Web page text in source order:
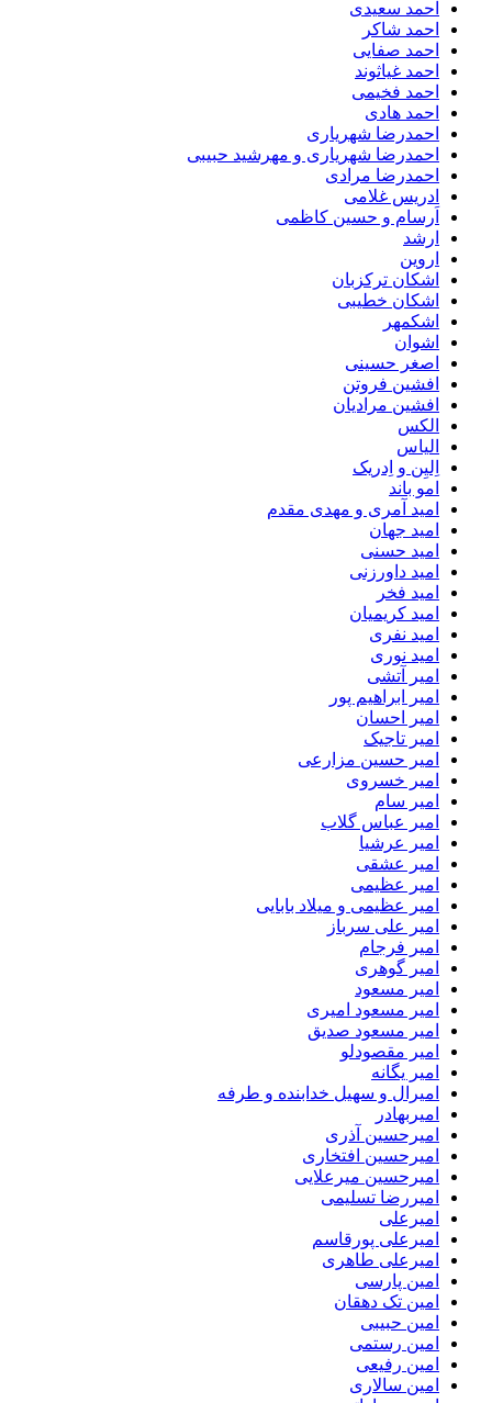
احمد سعیدی
احمد شاکر
احمد صفایی
احمد غیاثوند
احمد فخیمی
احمد هادی
احمدرضا شهریاری
احمدرضا شهریاری و مهرشید حبیبی
احمدرضا مرادی
ادریس غلامی
اَرسام و حسین کاظمی
ارشد
اروین
اشکان ترکزبان
اشکان خطیبی
اشکمهر
اشوان
اصغر حسینی
افشین فروتن
افشین مرادیان
الکس
الیاس
اِلیِن و اِدریک
امو باند
امید آمری و مهدی مقدم
امید جهان
امید حسنی
امید داورزنی
امید فخر
امید کریمیان
امید نفری
امید نوری
امیر آتشی
امیر ابراهیم پور
امیر احسان
امیر تاجیک
امیر حسین مزارعی
امیر خسروی
امیر سام
امیر عباس گلاب
امیر عرشیا
امیر عشقی
امیر عظیمی
امیر عظیمی و میلاد بابایی
امیر علی سرباز
امیر فرجام
امیر گوهری
امیر مسعود
امیر مسعود امیری
امیر مسعود صدیق
امیر مقصودلو
امیر یگانه
امیرال و سهیل خدابنده و طرفه
امیربهادر
امیرحسین آذری
امیرحسین افتخاری
امیرحسین میرعلایی
امیررضا تسلیمی
امیرعلی
امیرعلی پورقاسم
امیرعلی طاهری
امین پارسی
امین تک دهقان
امین حبیبی
امین رستمی
امین رفیعی
امین سالاری